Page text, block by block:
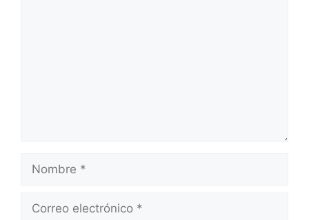
electrónico